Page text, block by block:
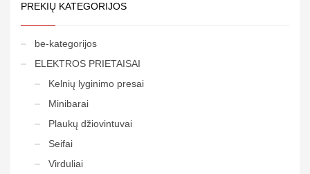
PREKIŲ KATEGORIJOS
be-kategorijos
ELEKTROS PRIETAISAI
Kelnių lyginimo presai
Minibarai
Plaukų džiovintuvai
Seifai
Virduliai